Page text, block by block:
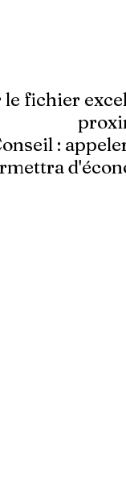
le fichier
: